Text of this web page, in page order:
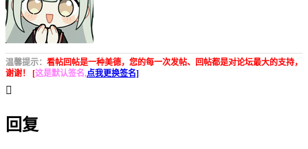
温馨提示： 看帖回帖是一种美德，您的每一次发帖、回帖都是对论坛最大的支持，
谢谢！ [这是默认签名,点我更换签名]

回复